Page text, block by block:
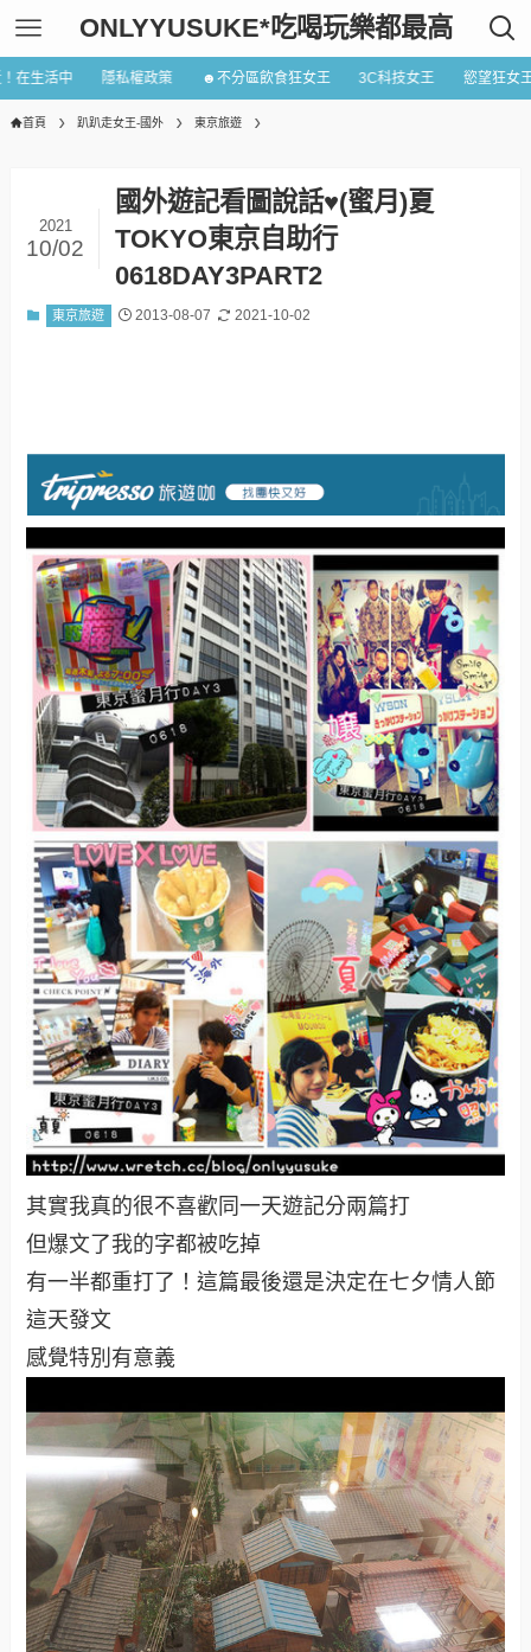
ONLYYUSUKE*吃喝玩樂都最高
在生活中 隱私權政策 ☻不分區飲食狂女王 3C科技女王 慾望狂女
首頁 趴趴走女王-國外 東京旅遊
國外遊記看圖說話♥(蜜月)夏
TOKYO東京自助行
0618DAY3PART2
2021
10/02
東京旅遊 2013-08-07 2021-10-02
其實我真的很不喜歡同一天遊記分兩篇打
但爆文了我的字都被吃掉
有一半都重打了！這篇最後還是決定在七夕情人節
這天發文
感覺特別有意義